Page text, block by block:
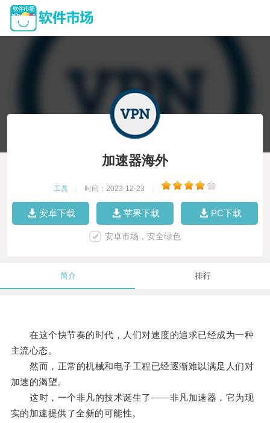
加速器海外
工具 时间：2023-12-23
安卓下载 苹果下载 PC下载
安卓市场，安全绿色
简介 排行
在这个快节奏的时代，人们对速度的追求已经成为一种
主流心态。
然而，正常的机械和电子工程已经逐渐难以满足人们对
加速的渴望。
这时，一个非凡的技术诞生了——非凡加速器，它为现
实的加速提供了全新的可能性。